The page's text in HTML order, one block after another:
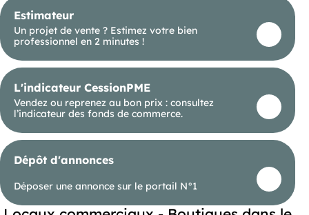
Local pré-aménagé comprenant :
* Isolation renforcée double peau
* Cloisons en plaques de plâtre
* Sanitaires et douches
* Ascenseur PMR
aménagements paysagers (palmiers), offrant un
confort appréciable pour la clientèle et les
collaborateurs.
Un environnement commercial attractif
Le bienbénéficie d'un emplacement recherché
grâce à la forte attractivité d'Atlantis et de la zone
avec de nombreuses enseignes et activités
Estimateur
Un projet de vente ? Estimez votre bien
professionnel en 2 minutes !
L'indicateur CessionPME
Vendez ou reprenez au bon prix : consultez
l’indicateur des fonds de commerce.
Dépôt d'annonces
Déposer une annonce sur le portail N°1